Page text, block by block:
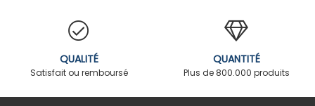
QUALITÉ
Satisfait ou remboursé
QUANTITÉ
Plus de 800.000 produits